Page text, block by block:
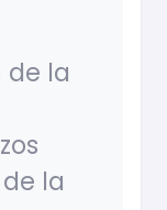
de la
de la